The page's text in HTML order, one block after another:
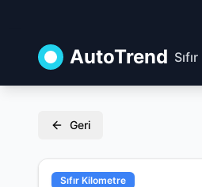
AutoTrend Sıfır
Geri
Sıfır Kilometre